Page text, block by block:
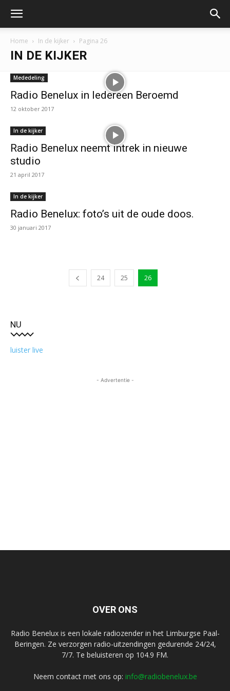
Home In de kijker Pagina 26
IN DE KIJKER
Mededeling
Radio Benelux in Iedereen Beroemd
12 oktober 2017
In de kijker
Radio Benelux neemt intrek in nieuwe
studio
21 april 2017
In de kijker
Radio Benelux: foto’s uit de oude doos.
30 januari 2017
24 25 26
NU
luister live
- Advertentie -
OVER ONS
Radio Benelux is een lokale radiozender in het Limburgse Paal-
Beringen. Ze verzorgen radio-uitzendingen gedurende 24/24,
7/7. Te beluisteren op 104.9 FM.
Neem contact met ons op: info@radiobenelux.be